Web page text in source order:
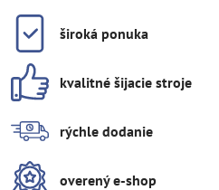
široká ponuka
kvalitné šijacie stroje
rýchle dodanie
overený e-shop